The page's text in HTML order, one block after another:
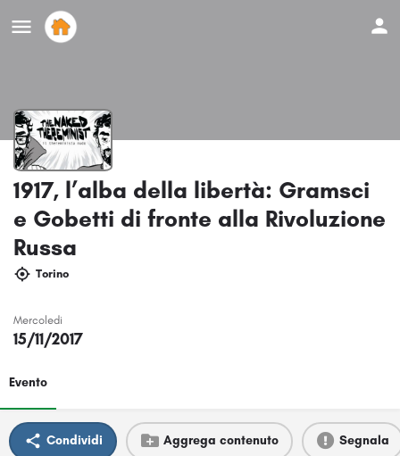
1917, l’alba della libertà: Gramsci
e Gobetti di fronte alla Rivoluzione
Russa
Torino
Mercoledi
15/11/2017
Evento
Condividi Aggrega contenuto Segnala